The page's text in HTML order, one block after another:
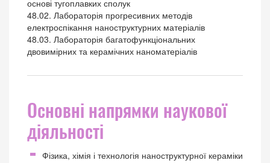
основі тугоплавких сполук
48.02. Лабораторія прогресивних методів
електроспікання наноструктурних матеріалів
48.03. Лабораторія багатофункціональних
двовимірних та керамічних наноматеріалів
Основні напрямки наукової
діяльності
Фізика, хімія і технологія наноструктурної кераміки